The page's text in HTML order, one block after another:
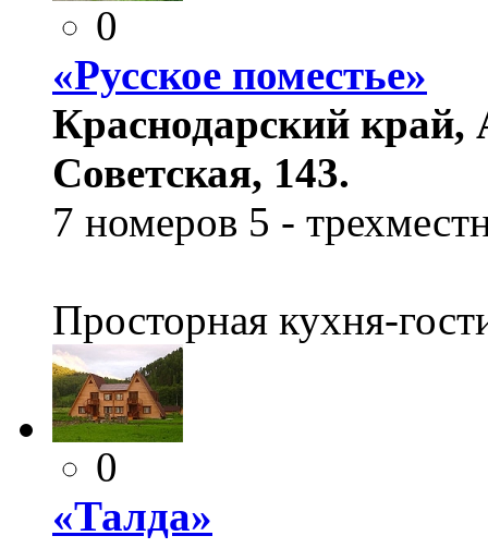
0
«Русское поместье»
Краснодарский край,
Советская, 143.
7 номеров 5 -
Просторная кухня-
0
«Талда»